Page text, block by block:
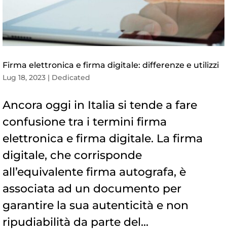
Firma elettronica e firma digitale: differenze e utilizzi
Lug 18, 2023 | Dedicated
Ancora oggi in Italia si tende a fare
confusione tra i termini firma
elettronica e firma digitale. La firma
digitale, che corrisponde
all’equivalente firma autografa, è
associata ad un documento per
garantire la sua autenticità e non
ripudiabilità da parte del...